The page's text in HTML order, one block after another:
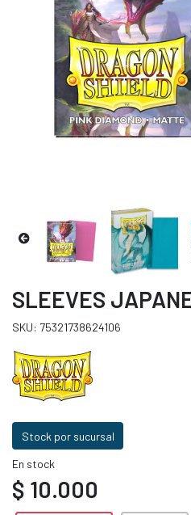
SLEEVES
SKU: 75321738624106
Stock por sucursal
En stock
$ 10.000